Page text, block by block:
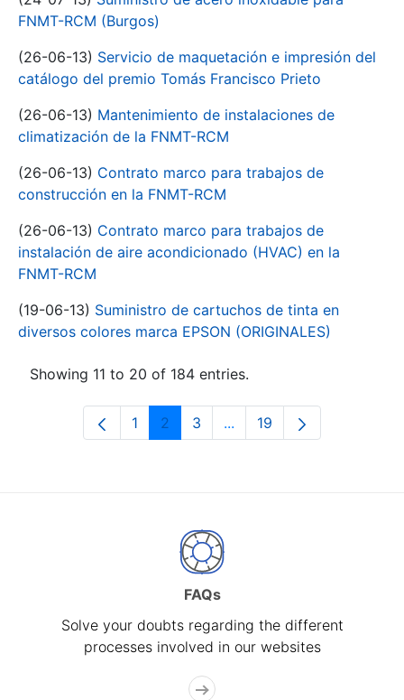
FNMT-RCM (Burgos)
(26-06-13) Servicio de maquetación e impresión del
catálogo del premio Tomás Francisco Prieto
(26-06-13) Mantenimiento de instalaciones de
climatización de la FNMT-RCM
(26-06-13) Contrato marco para trabajos de
construcción en la FNMT-RCM
(26-06-13) Contrato marco para trabajos de
instalación de aire acondicionado (HVAC) en la
FNMT-RCM
(19-06-13) Suministro de cartuchos de tinta en
diversos colores marca EPSON (ORIGINALES)
Showing 11 to 20 of 184 entries.
Page
1 Page
2 Page
3 ...Intermediate Pages Use
Page
19
FAQs
Solve your doubts regarding the different
processes involved in our websites